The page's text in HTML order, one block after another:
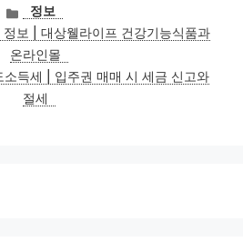
카
테
고
리
정보
보 | 대상웰라이프 건강기능식품과
온라인몰
소득세 | 입주권 매매 시 세금 신고와
절세